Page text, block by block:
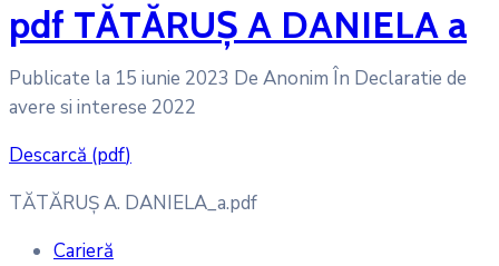
pdf TĂTĂRUȘ A DANIELA a
Publicate la 15 iunie 2023 De Anonim În Declaratie de
avere si interese 2022
Descarcă (pdf)
TĂTĂRUȘ A. DANIELA_a.pdf
Carieră